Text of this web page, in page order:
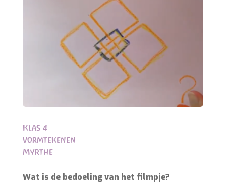
Klas 4
Vormtekenen
Myrthe
Wat is de bedoeling van het filmpje?